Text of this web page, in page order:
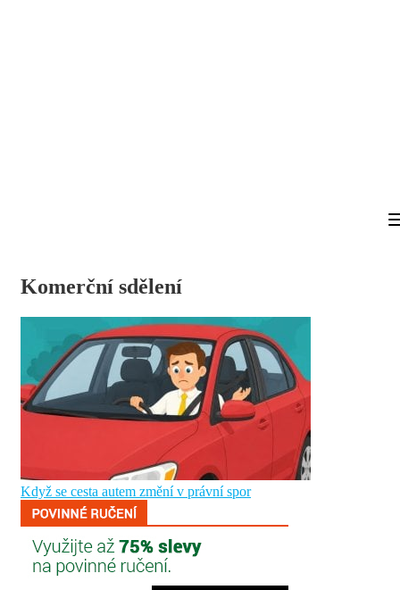
Komerční sdělení
Když se cesta autem změní v právní spor